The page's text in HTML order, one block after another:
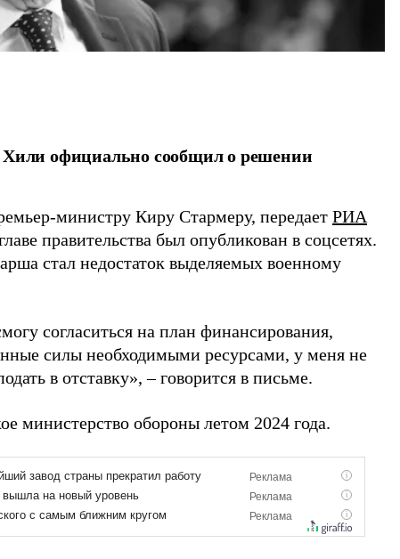
официально сообщил о решении
министру Киру Стармеру, передает РИА
правительства был опубликован в соцсетях.
стал недостаток выделяемых военному
согласиться на план финансирования,
силы необходимыми ресурсами, у меня не
в отставку», – говорится в письме.
министерство обороны летом 2024 года.